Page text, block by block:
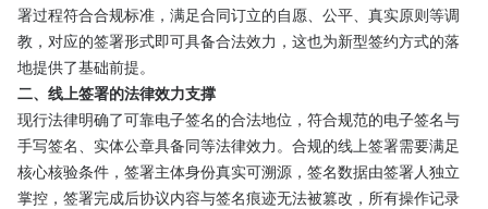
署过程符合合规标准，满足合同订立的自愿、公平、真实原则等调
教，对应的签署形式即可具备合法效力，这也为新型签约方式的落
地提供了基础前提。
二、线上签署的法律效力支撑
现行法律明确了可靠电子签名的合法地位，符合规范的电子签名与
手写签名、实体公章具备同等法律效力。合规的线上签署需要满足
核心核验条件，签署主体身份真实可溯源，签名数据由签署人独立
掌控，签署完成后协议内容与签名痕迹无法被篡改，所有操作记录